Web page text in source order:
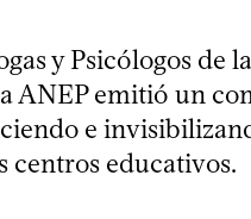
y Psicólogos de
ANEP emitió un
e
centros educativos.